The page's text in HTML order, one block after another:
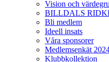
Vision och
BILLDALS
Bli medlem
Ideell insats
Våra sponsorer
Medlemsenkät
Klubbkollektion